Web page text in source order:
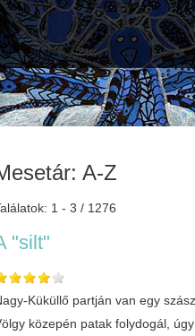
A-Z
1 - 3 / 1276
"silt"
Küküllő partján van egy
közepén patak folydogál,